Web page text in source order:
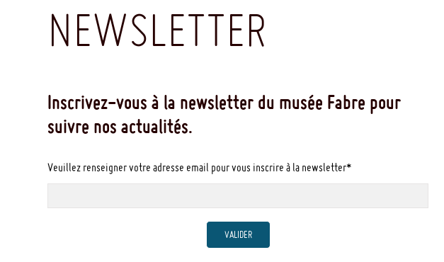
NEWSLETTER
Inscrivez-vous à la newsletter du musée Fabre pour
suivre nos actualités.
Veuillez renseigner votre adresse email pour vous inscrire à la newsletter*
VALIDER